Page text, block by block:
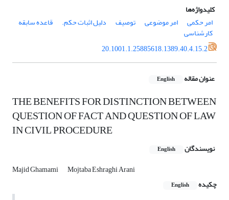
کلیدواژه‌ها
امر حکمی
امر موضوعی توصیف دلیل اثبات حکم. قاعده سابقه
کارشناسی
20.1001.1.25885618.1389.40.4.15.2
عنوان مقاله English
THE BENEFITS FOR DISTINCTION BETWEEN
QUESTION OF FACT AND QUESTION OF LAW
IN CIVIL PROCEDURE
نویسندگان English
Majid Ghamami
Mojtaba Eshraghi Arani
چکیده
English